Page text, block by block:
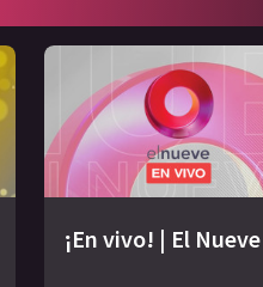
¡En vivo! | El Nueve